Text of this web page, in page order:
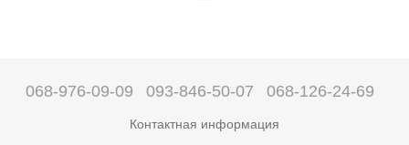
068-976-09-09 093-846-50-07 068-126-24-69
Контактная информация